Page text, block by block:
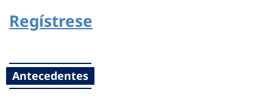
Regístrese
Antecedentes